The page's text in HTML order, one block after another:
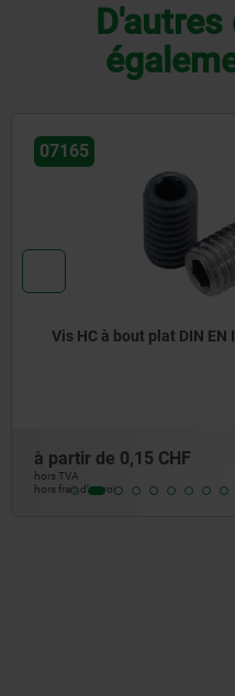
NOUVEAU
ISO 4026